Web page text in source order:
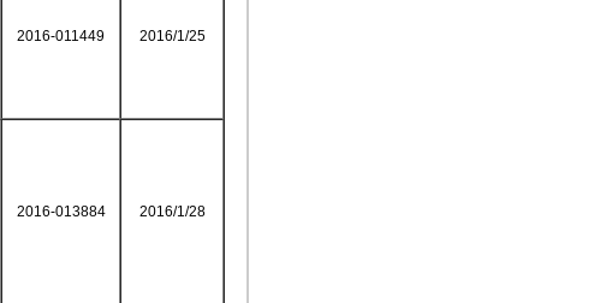
2016-011449 2016/1/25
2016-013884 2016/1/28